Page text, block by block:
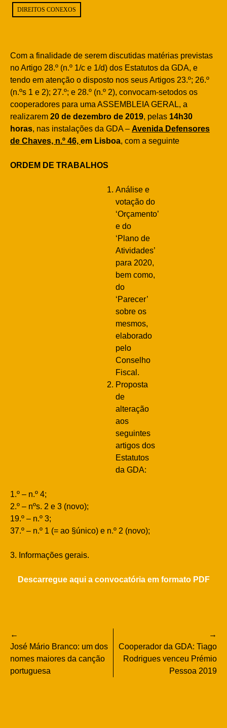
DIREITOS CONEXOS
Com a finalidade de serem discutidas matérias previstas
no Artigo 28.º (n.º 1/c e 1/d) dos Estatutos da GDA, e
tendo em atenção o disposto nos seus Artigos 23.º; 26.º
(n.ºs 1 e 2); 27.º; e 28.º (n.º 2), convocam-setodos os
cooperadores para uma ASSEMBLEIA GERAL, a
realizarem 20 de dezembro de 2019, pelas 14h30
horas, nas instalações da GDA – Avenida Defensores
de Chaves, n.º 46, em Lisboa, com a seguinte
ORDEM DE TRABALHOS
Análise e
votação do
‘Orçamento’
e do
‘Plano de
Atividades’
para 2020,
bem como,
do
‘Parecer’
sobre os
mesmos,
elaborado
pelo
Conselho
Fiscal.
Proposta
de
alteração
aos
seguintes
artigos dos
Estatutos
da GDA:
1.º – n.º 4;
2.º – nºs. 2 e 3 (novo);
19.º – n.º 3;
37.º – n.º 1 (= ao §único) e n.º 2 (novo);
3. Informações gerais.
Descarregue aqui a convocatória em formato PDF
Navegação
de
artigos
José Mário Branco: um dos
nomes maiores da canção
portuguesa
Cooperador da GDA: Tiago
Rodrigues venceu Prémio
Pessoa 2019